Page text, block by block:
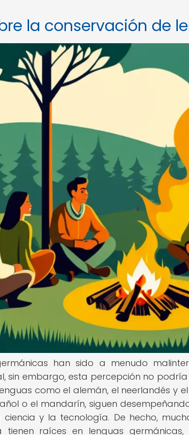
la conservación de
han sido a menudo
sin embargo, esta percepción no
como el alemán, el neerlandés y
o el mandarín, siguen
ciencia y la tecnología. De hecho,
tienen raíces en lenguas